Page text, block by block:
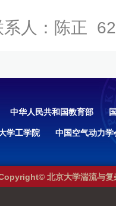
系人：陈正
中华人民共和国教育部
学工学院 中国空气动力学
北京大学湍流与